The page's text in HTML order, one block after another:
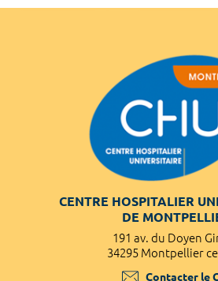
CENTRE HOSPITALIER
DE
191 av. du Doyen
34295 Montpellier
Contacter le